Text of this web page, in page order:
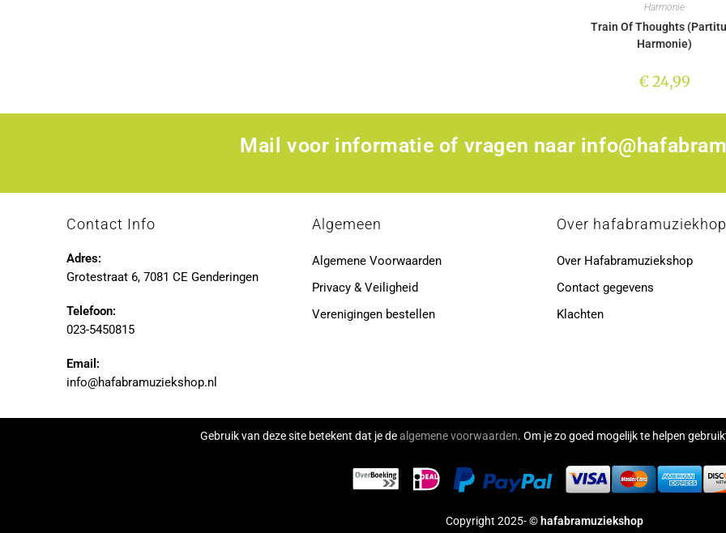
Harmonie
Train Of Thoughts
Harmonie)
€24,99
Mail voor informatie of vragen naar
Contact Info
Adres:
Grotestraat 6, 7081 CE Genderingen
Telefoon:
023-5450815
Email:
info@hafabramuziekshop.nl
Algemeen
Algemene Voorwaarden
Privacy & Veiligheid
Verenigingen bestellen
Over hafabramuziekhop
Over Hafabramuziekshop
Contact gegevens
Klachten
Gebruik van deze site betekent dat je dealgemene voorwaarden. Om je zo goed mogelijk te helpen
Copyright 2025- ©hafabramuziekshop